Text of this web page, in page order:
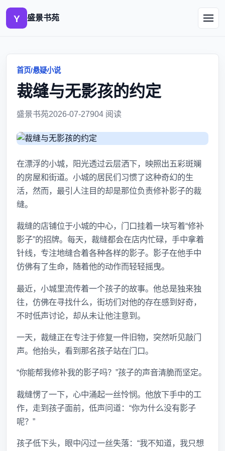
盛景书苑
首页/悬疑小说
裁缝与无影孩的约定
盛景书苑2026-07-27904 阅读
在漂浮的小城，阳光透过云层洒下，映照出五彩斑斓
的房屋和街道。小城的居民们习惯了这种奇幻的生
活，然而，最引人注目的却是那位负责修补影子的裁
缝。
裁缝的店铺位于小城的中心，门口挂着一块写着“修补
影子”的招牌。每天，裁缝都会在店内忙碌，手中拿着
针线，专注地缝合着各种各样的影子。影子在他手中
仿佛有了生命，随着他的动作而轻轻摇曳。
最近，小城里流传着一个孩子的故事。他总是独来独
往，仿佛在寻找什么，街坊们对他的存在感到好奇，
不时低声讨论，却从未让他注意到。
一天，裁缝正在专注于修复一件旧物，突然听见敲门
声。他抬头，看到那名孩子站在门口。
“你能帮我修补我的影子吗？”孩子的声音清脆而坚定。
裁缝愣了一下，心中涌起一丝怜悯。他放下手中的工
作，走到孩子面前，低声问道：“你为什么没有影子
呢？”
孩子低下头，眼中闪过一丝失落：“我不知道，我只想